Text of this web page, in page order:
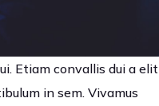
Etiam convallis dui a elit
in sem. Vivamus